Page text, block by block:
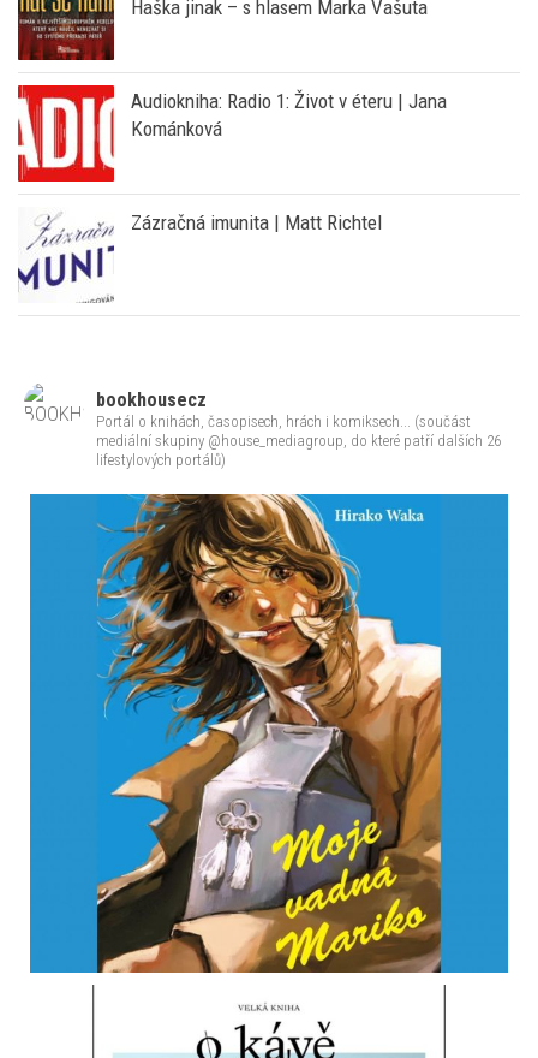
Haška jinak – s hlasem Marka Vašuta
Audiokniha: Radio 1: Život v éteru | Jana
Kománková
Zázračná imunita | Matt Richtel
bookhousecz
Portál o knihách, časopisech, hrách i komiksech... (součást
mediální skupiny @house_mediagroup, do které patří dalších 26
lifestylových portálů)